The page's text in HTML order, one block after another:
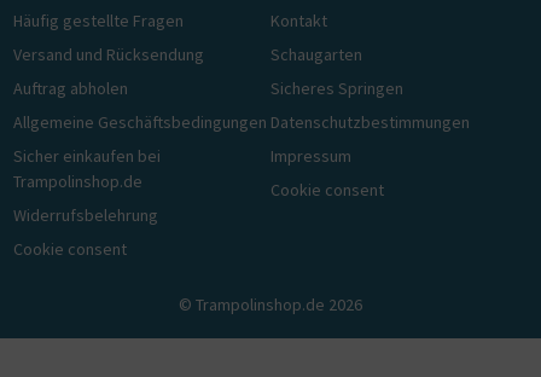
Häufig gestellte Fragen
Versand und Rücksendung
Auftrag abholen
Allgemeine Geschäftsbedingungen
Sicher einkaufen bei
Trampolinshop.de
Widerrufsbelehrung
Cookie consent
Kontakt
Schaugarten
Sicheres Springen
Datenschutzbestimmungen
Impressum
Cookie consent
© Trampolinshop.de 2026